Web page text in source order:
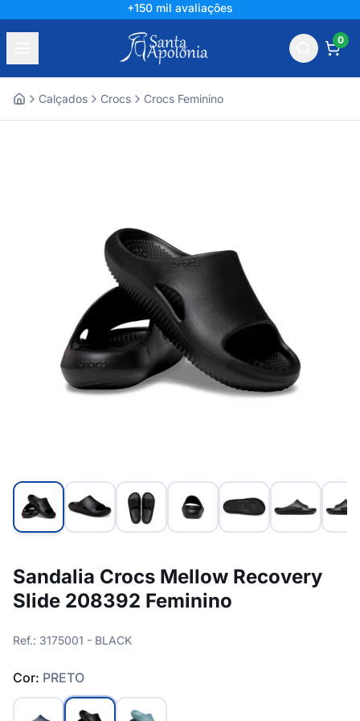
+150 mil avaliações
0
Calçados Crocs Crocs Feminino
Sandalia Crocs Mellow Recovery
Slide 208392 Feminino
Ref.: 3175001 - BLACK
Cor: PRETO